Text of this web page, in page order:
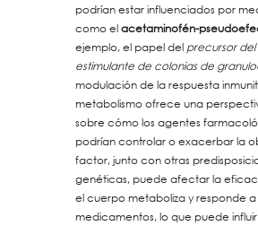
podrían estar influenciados por
como elacetaminofén-
ejemplo, el papel del precursor
estimulante de colonias de
modulación de la respuesta
metabolismo ofrece una
sobre cómo los agentes
podrían controlar o exacerbar la
factor, junto con otras
genéticas, puede afectar la
el cuerpo metaboliza y responde a
medicamentos, lo que puede